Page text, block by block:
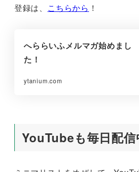
登録は、 こちらから ！
へららいふメルマガ始めまし
た！
ytanium.com
YouTubeも毎日配信